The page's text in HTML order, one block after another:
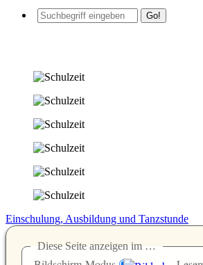
Einschulung, Ausbildung und Tanzstunde
Diese Seite anzeigen im …